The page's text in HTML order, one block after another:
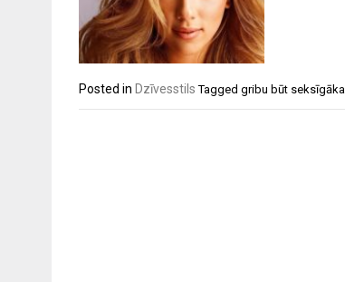
Posted in Dzīvesstils Tagged gribu būt seksīgāka